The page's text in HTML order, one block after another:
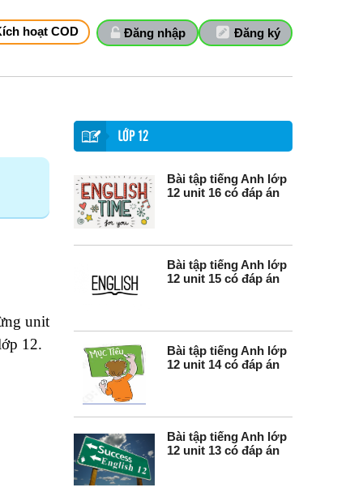
Đăng ký
Đăng nhập
hoạt COD
LỚP 12
Bài tập tiếng Anh lớp
12 unit 16 có đáp án
Bài tập tiếng Anh lớp
12 unit 15 có đáp án
Bài tập tiếng Anh lớp
12 unit 14 có đáp án
Bài tập tiếng Anh lớp
12 unit 13 có đáp án
unit
12.